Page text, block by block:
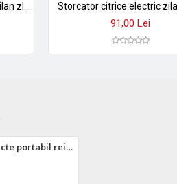
Rasnita electrica de cafea zilan zln-7992, 150w, cuva inox 50g, design crem elegant
91,00 Lei
Storcator de fructe portabil reincarcabil floria zln4079 - usb, wireless, pentru smoothie si sucuri fresh